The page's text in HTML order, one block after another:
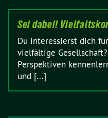
Sei dabei!
Du interessierst dich
vielfältige
Perspektiven
und [...]